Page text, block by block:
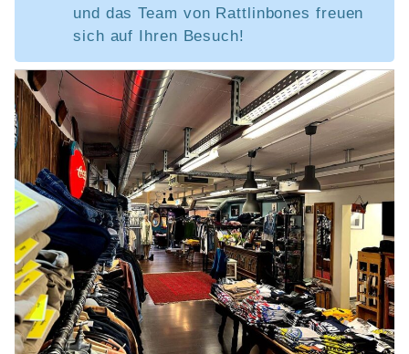
und das Team von Rattlinbones freuen
sich auf Ihren Besuch!